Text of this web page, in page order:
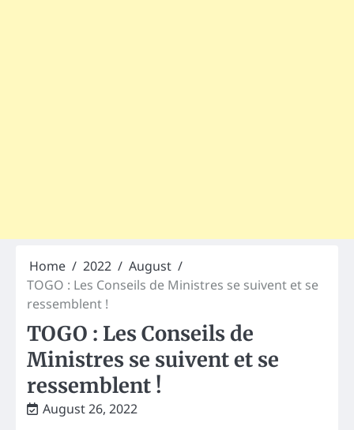
Home 2022
August
TOGO : Les Conseils de Ministres se suivent et se
ressemblent !
TOGO : Les Conseils de
Ministres se suivent et se
ressemblent !
August 26, 2022